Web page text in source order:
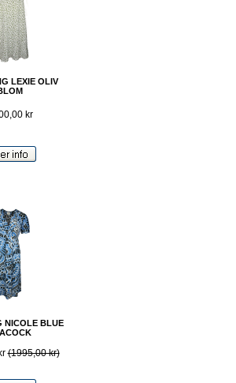
LEXIE OLIV
kr
NICOLE BLUE
(1995,00 kr)